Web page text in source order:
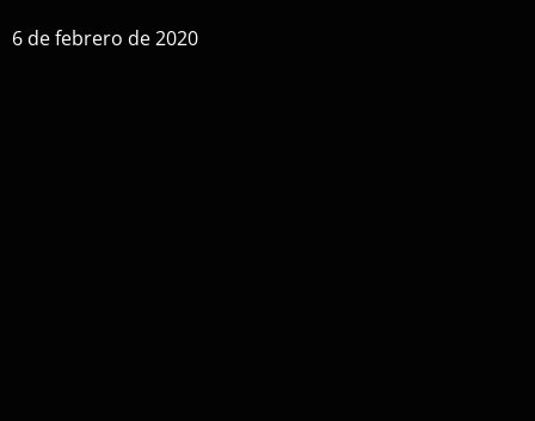
6 de febrero de 2020